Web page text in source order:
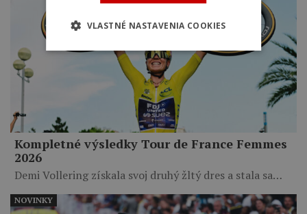
Kompletné výsledky Tour de France Femmes
2026
Demi Vollering získala svoj druhý žltý dres a stala sa…
NOVINKY
VLASTNÉ NASTAVENIA COOKIES